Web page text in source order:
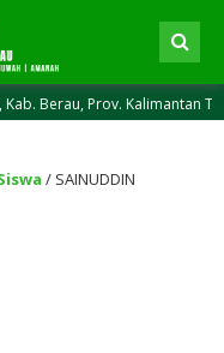
Prov. Kalimantan
/ SAINUDDIN